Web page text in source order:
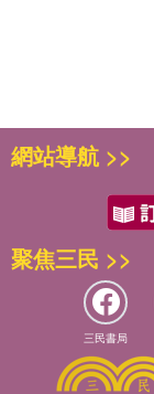
網站導航 >>
聚焦三民 >>
三民書局